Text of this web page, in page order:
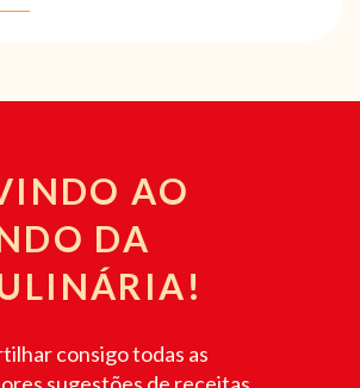
AO
DA
consigo todas as